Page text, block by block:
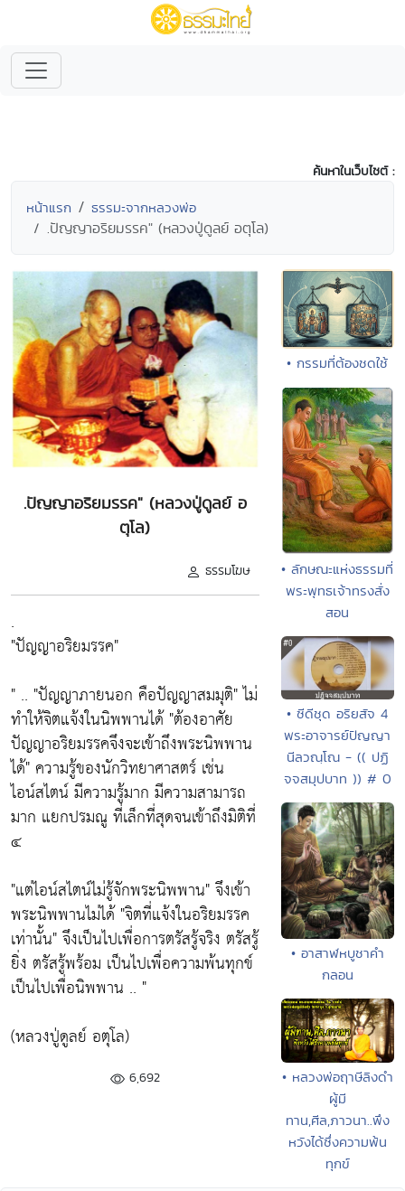
ค้นหาในเว็บไซต์ :
หน้าแรก ธรรมะจากหลวงพ่อ
.ปัญญาอริยมรรค" (หลวงปู่ดูลย์ อตุโล)
.ปัญญาอริยมรรค" (หลวงปู่ดูลย์ อ
ตุโล)
ธรรมโฆษ
.
"ปัญญาอริยมรรค"
" .. "ปัญญาภายนอก คือปัญญาสมมุติ" ไม่
ทำให้จิตแจ้งในนิพพานได้ "ต้องอาศัย
ปัญญาอริยมรรคจึงจะเข้าถึงพระนิพพาน
ได้" ความรู้ของนักวิทยาศาสตร์ เช่น
ไอน์สไตน์ มีความรู้มาก มีความสามารถ
มาก แยกปรมณู ที่เล็กที่สุดจนเข้าถึงมิติที่
๔
"แต่ไอน์สไตน์ไม่รู้จักพระนิพพาน" จึงเข้า
พระนิพพานไม่ได้ "จิตที่แจ้งในอริยมรรค
เท่านั้น" จึงเป็นไปเพื่อการตรัสรู้จริง ตรัสรู้
ยิ่ง ตรัสรู้พร้อม เป็นไปเพื่อความพ้นทุกข์
เป็นไปเพื่อนิพพาน .. "
(หลวงปู่ดูลย์ อตุโล)
6,692
• กรรมที่ต้องชดใช้
• ลักษณะแห่งธรรมที่
พระพุทธเจ้าทรงสั่ง
สอน
• ซีดีชุด อริยสัจ 4
พระอาจารย์ปัญญา
นีลวณฺโณ - (( ปฏิ
จจสมุปบาท )) # 0
• อาสาฬหบูชาคำ
กลอน
• หลวงพ่อฤาษีลิงดำ
ผู้มี
ทาน,ศีล,ภาวนา..พึง
หวังได้ซึ่งความพ้น
ทุกข์